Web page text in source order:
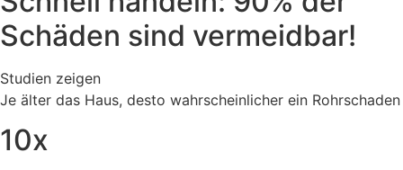
Schäden sind vermeidbar!
Studien zeigen
Je älter das Haus, desto wahrscheinlicher ein Rohrschaden
10x